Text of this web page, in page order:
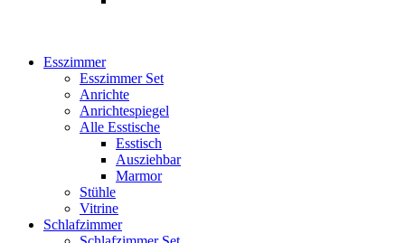
Esszimmer
Esszimmer Set
Anrichte
Anrichtespiegel
Alle Esstische
Esstisch
Ausziehbar
Marmor
Stühle
Vitrine
Schlafzimmer